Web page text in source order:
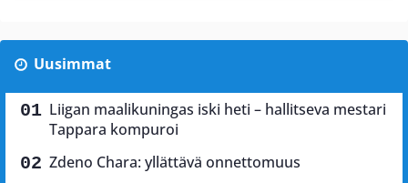
Uusimmat
Liigan maalikuningas iski heti – hallitseva mestari
Tappara kompuroi
Zdeno Chara: yllättävä onnettomuus